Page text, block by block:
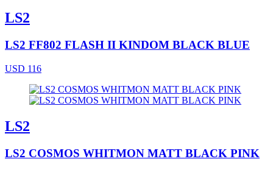
LS2
LS2 FF802 FLASH II KINDOM BLACK BLUE
USD 116
LS2
LS2 COSMOS WHITMON MATT BLACK PINK